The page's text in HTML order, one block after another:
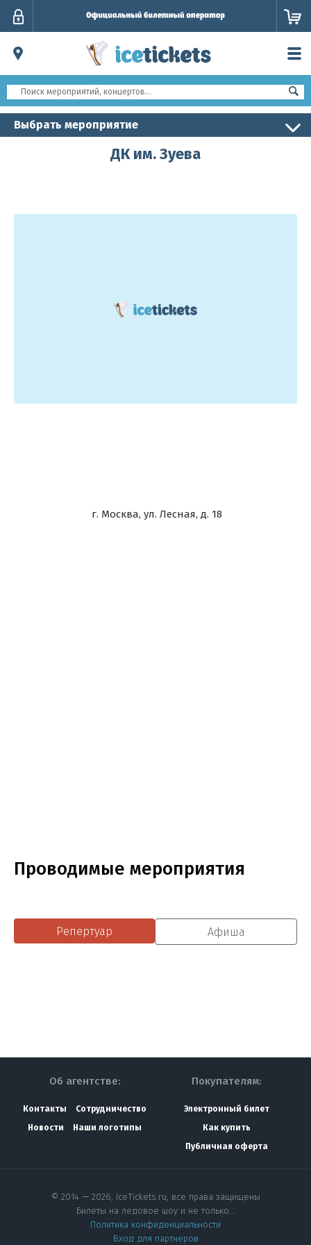
Выбрать мероприятие
ДК им. Зуева
г. Москва, ул. Лесная, д. 18
Проводимые мероприятия
Репертуар Афиша
Об агентстве:
Контакты
Сотрудничество
Новости
Наши логотипы
Покупателям:
Электронный билет
Как купить
Публичная оферта
© 2014 — 2026, IceTickets.ru, все права защищены
Билеты на ледовое шоу и не только…
Политика конфиденциальности
Вход для партнеров